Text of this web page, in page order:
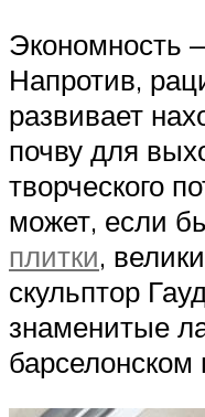
Экономность
Напротив,
развивает
почву для
творческого
может, если
плитки,
скульптор
знаменитые
барселонском